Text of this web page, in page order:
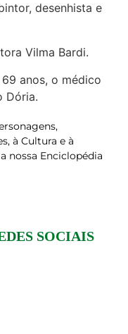
desenhista e
Vilma Bardi.
anos, o médico
Dória.
à Cultura e à
nossa Enciclopédia
SOCIAIS